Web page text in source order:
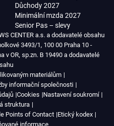
Důchody 2027
Minimální mzda 2027
Senior Pas – slevy
CENTER a.s. a dodavatelé obsahu
3493/1, 100 00 Praha 10 -
v OR, sp.zn. B 19490 a dodavatelé
materiálům
informační společnosti
Cookies Nastavení soukromí
struktura
Points of Contact Etický kodex
informace